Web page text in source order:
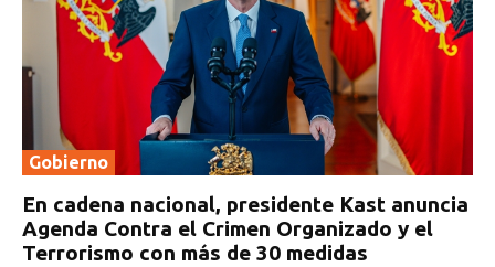
Gobierno
En cadena nacional, presidente Kast anuncia
Agenda Contra el Crimen Organizado y el
Terrorismo con más de 30 medidas